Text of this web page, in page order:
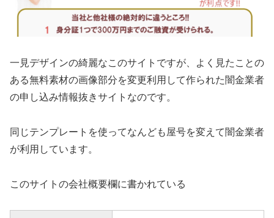
一見デザインの綺麗なこのサイトですが、よく見たことの
ある無料素材の画像部分を変更利用して作られた闇金業者
の申し込み情報抜きサイトなのです。
同じテンプレートを使ってなんども屋号を変えて闇金業者
が利用しています。
このサイトの会社概要欄に書かれている